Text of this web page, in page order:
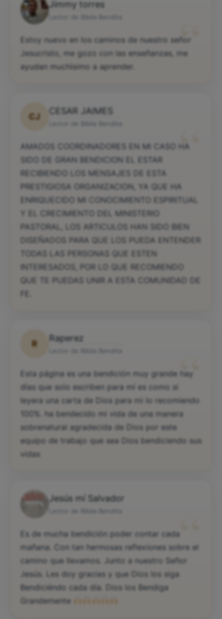
Jimmy torres
“
Estoy nuevo en los caminos de nuestro señor
Jesucristo, me gozo con las enseñanzas, me
ayudan muchísimo a aprender.
CJ
CESAR JAIMES
“
AMADOS COORDINADORES EN MI CASO HA
SIDO DE GRAN BENDICION EL ESTAR
RECIBIENDO LOS MENSAJES DE ESTA
PRESTIGIOSA ORGANIZACION, YA QUE HA
ENRIQUECIDO MI CONOCIMIENTO ESPIRITUAL
Y EL CRECIMIENTO DEL MINISTERIO
PASTORAL, LOS ARTICULOS HAN SIDO BIEN
DISEÑADOS PARA QUE LOS PUEDA ENTENDER
TODAS LAS PERSONAS QUE ESTEN
INTERESADOS, POR LO QUE RECOMIENDO
QUE TE PUEDAS UNIR A ESTA COMUNIDAD DE
R
Raperez
“
Esta página es una bendición muy grande hay
días que solo escriben para mí es como si
leyera una carta de Dios para mi lo recomiendo
100%. ha bendecido mi vida de una manera
sobrenatural agradecida de Dios por este
equipo de trabajo que sea Dios bendiciendo sus
vidas
Jesús mí Salvador
“
Es de mucha bendición poder contar cada
mañana. Con tan hermosas reflexiones sobre el
camino que llevamos. Junto a nuestro Señor
Jesús. Les doy gracias y que Dios los siga
Bendiciéndo cada día. Dios los Bendiga
Grandemente